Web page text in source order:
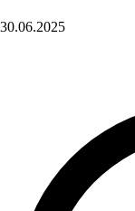
30.06.2025